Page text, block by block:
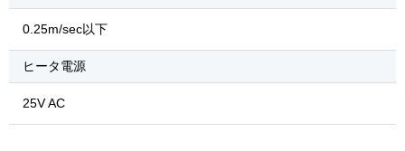
0.25m/sec以下
ヒータ電源
25V AC